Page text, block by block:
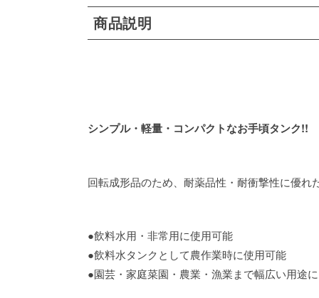
商品説明
シンプル・軽量・コンパクトなお手頃タンク!!
回転成形品のため、耐薬品性・耐衝撃性に優れ
●飲料水用・非常用に使用可能
●飲料水タンクとして農作業時に使用可能
●園芸・家庭菜園・農業・漁業まで幅広い用途に